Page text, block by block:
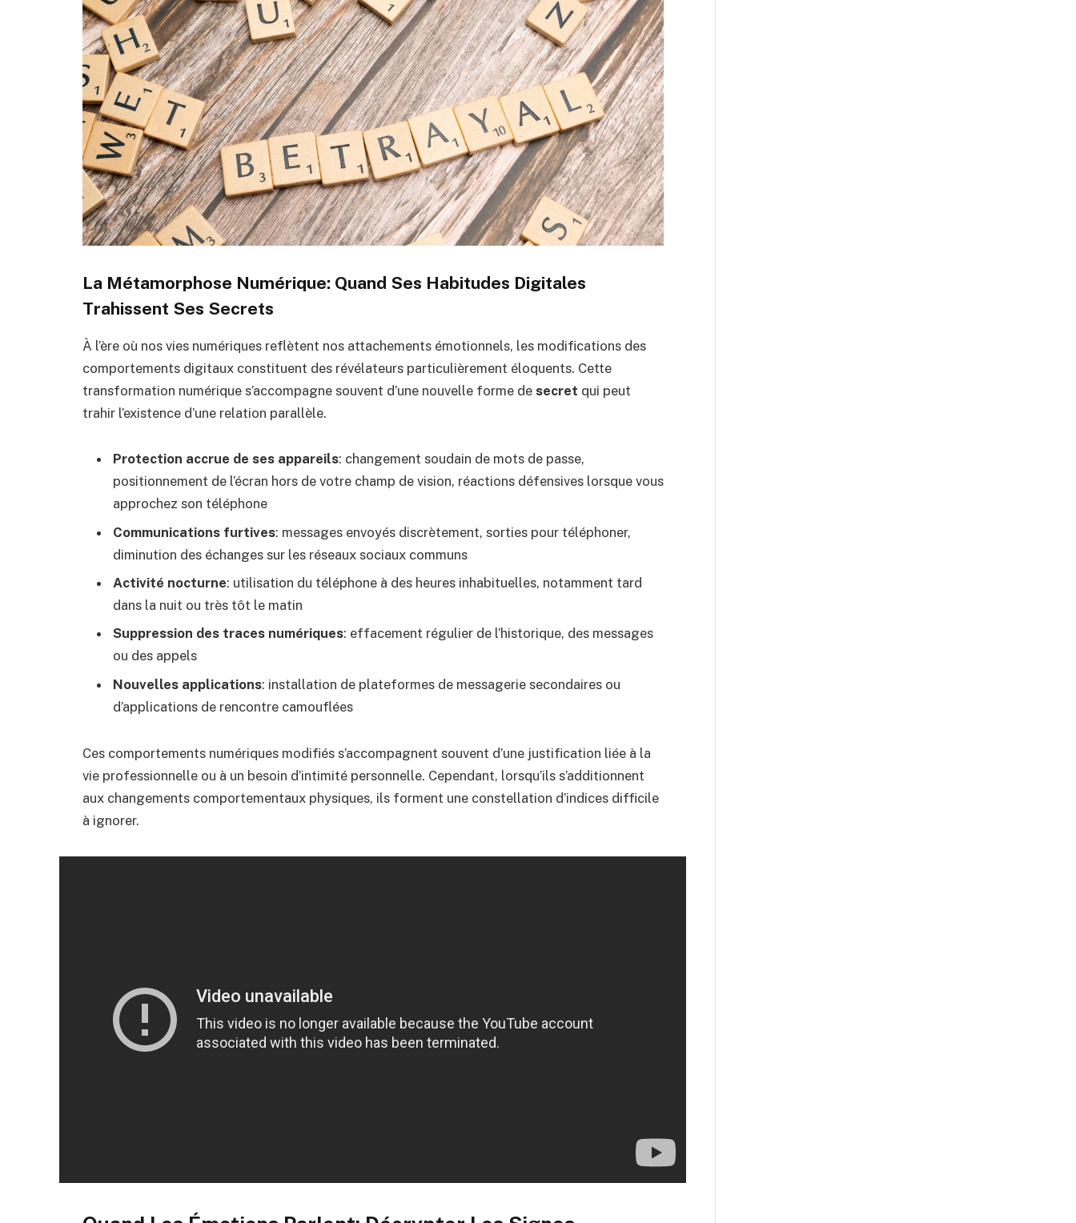
La Métamorphose Numérique: Quand Ses Habitudes Digitales
Trahissent Ses Secrets
À l’ère où nos vies numériques reflètent nos attachements émotionnels, les modifications des
comportements digitaux constituent des révélateurs particulièrement éloquents. Cette
transformation numérique s’accompagne souvent d’une nouvelle forme de secret qui peut
trahir l’existence d’une relation parallèle.
Protection accrue de ses appareils: changement soudain de mots de passe,
positionnement de l’écran hors de votre champ de vision, réactions défensives lorsque vous
approchez son téléphone
Communications furtives: messages envoyés discrètement, sorties pour téléphoner,
diminution des échanges sur les réseaux sociaux communs
Activité nocturne: utilisation du téléphone à des heures inhabituelles, notamment tard
dans la nuit ou très tôt le matin
Suppression des traces numériques: effacement régulier de l’historique, des messages
ou des appels
Nouvelles applications: installation de plateformes de messagerie secondaires ou
d’applications de rencontre camouflées
Ces comportements numériques modifiés s’accompagnent souvent d’une justification liée à la
vie professionnelle ou à un besoin d’intimité personnelle. Cependant, lorsqu’ils s’additionnent
aux changements comportementaux physiques, ils forment une constellation d’indices difficile
à ignorer.